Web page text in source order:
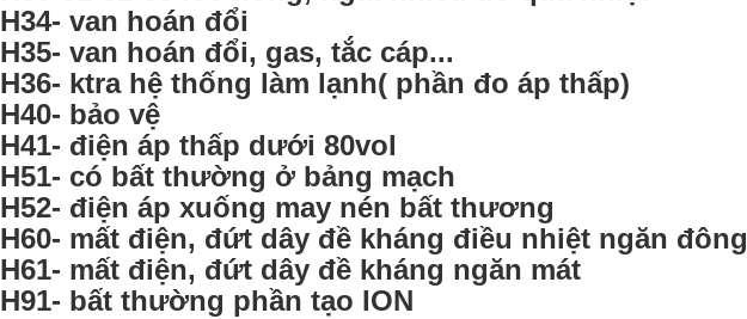
H34- van hoán đổi
H35- van hoán đổi, gas, tắc cáp...
H36- ktra hệ thống làm lạnh( phần đo áp thấp)
H40- bảo vệ
H41- điện áp thấp dưới 80vol
H51- có bất thường ở bảng mạch
H52- điện áp xuống may nén bất thương
H60- mất điện, đứt dây đề kháng điều nhiệt ngăn đông
H61- mất điện, đứt dây đề kháng ngăn mát
H91- bất thường phần tạo ION